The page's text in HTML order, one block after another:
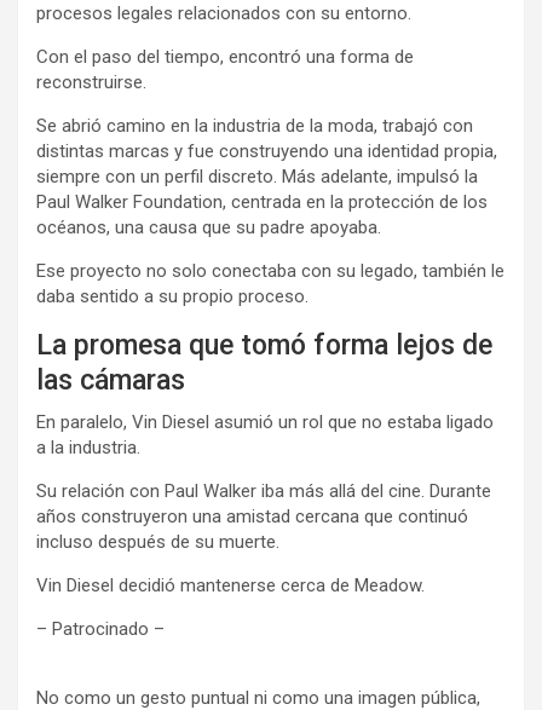
procesos legales relacionados con su entorno.
Con el paso del tiempo, encontró una forma de
reconstruirse.
Se abrió camino en la industria de la moda, trabajó con
distintas marcas y fue construyendo una identidad propia,
siempre con un perfil discreto. Más adelante, impulsó la
Paul Walker Foundation, centrada en la protección de los
océanos, una causa que su padre apoyaba.
Ese proyecto no solo conectaba con su legado, también le
daba sentido a su propio proceso.
La promesa que tomó forma lejos de
las cámaras
En paralelo, Vin Diesel asumió un rol que no estaba ligado
a la industria.
Su relación con Paul Walker iba más allá del cine. Durante
años construyeron una amistad cercana que continuó
incluso después de su muerte.
Vin Diesel decidió mantenerse cerca de Meadow.
– Patrocinado –
No como un gesto puntual ni como una imagen pública,